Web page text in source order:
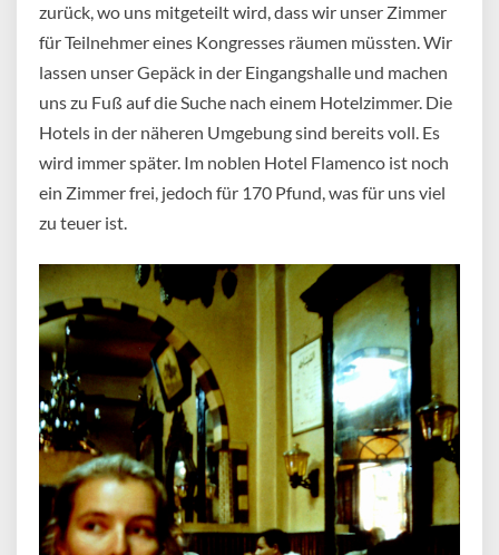
zurück, wo uns mitgeteilt wird, dass wir unser Zimmer
für Teilnehmer eines Kongresses räumen müssten. Wir
lassen unser Gepäck in der Eingangshalle und machen
uns zu Fuß auf die Suche nach einem Hotelzimmer. Die
Hotels in der näheren Umgebung sind bereits voll. Es
wird immer später. Im noblen Hotel Flamenco ist noch
ein Zimmer frei, jedoch für 170 Pfund, was für uns viel
zu teuer ist.